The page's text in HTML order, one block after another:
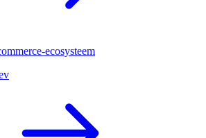
ecosysteem